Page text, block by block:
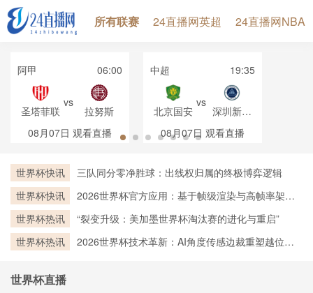
所有联赛 24直播网英超 24直播网NBA
阿甲 06:00
圣塔菲联
vs
拉努斯
08月07日 观看直播
中超 19:35
北京国安
vs
深圳新鹏
城
08月07日 观看直播
世界杯快讯
三队同分零净胜球：出线权归属的终极博弈逻辑
世界杯快讯
2026世界杯官方应用：基于帧级渲染与高帧率架构
世界杯热讯
“裂变升级：美加墨世界杯淘汰赛的进化与重启”
世界杯热讯
2026世界杯技术革新：AI角度传感边裁重塑越位判
世界杯直播